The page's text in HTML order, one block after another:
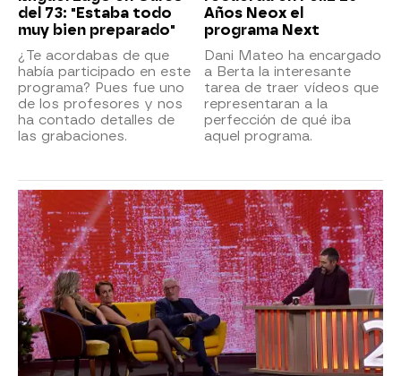
del 73: "Estaba todo
muy bien preparado"
¿Te acordabas de que
había participado en este
programa? Pues fue uno
de los profesores y nos
ha contado detalles de
las grabaciones.
Años Neox el
programa Next
Dani Mateo ha encargado
a Berta la interesante
tarea de traer vídeos que
representaran a la
perfección de qué iba
aquel programa.